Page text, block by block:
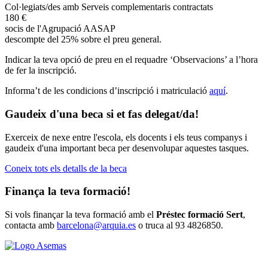
Col·legiats/des amb Serveis complementaris contractats
180 €
socis de l'Agrupació AASAP
descompte del 25% sobre el preu general.
Indicar la teva opció de preu en el requadre ‘Observacions’ a l’hora
de fer la inscripció.
Informa’t de les condicions d’inscripció i matriculació aquí.
Gaudeix d'una beca si et fas delegat/da!
Exerceix de nexe entre l'escola, els docents i els teus companys i
gaudeix d'una important beca per desenvolupar aquestes tasques.
Coneix tots els detalls de la beca
Finança la teva formació!
Si vols finançar la teva formació amb el Préstec formació Sert,
contacta amb barcelona@arquia.es o truca al 93 4826850.